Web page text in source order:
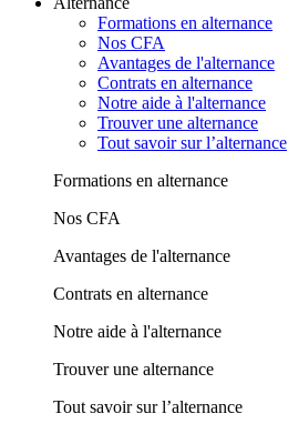
Formations en alternance
Nos CFA
Avantages de l'alternance
Contrats en alternance
Notre aide à l'alternance
Trouver une alternance
Tout savoir sur l’alternance
Formations en alternance
Nos CFA
Avantages de l'alternance
Contrats en alternance
Notre aide à l'alternance
Trouver une alternance
Tout savoir sur l’alternance